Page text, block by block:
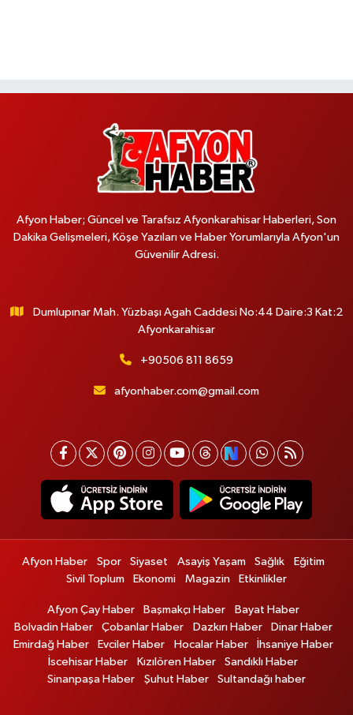
Afyon Haber; Güncel ve Tarafsız Afyonkarahisar Haberleri, Son
Dakika Gelişmeleri, Köşe Yazıları ve Haber Yorumlarıyla Afyon'un
Güvenilir Adresi.
Dumlupınar Mah. Yüzbaşı Agah Caddesi No:44 Daire:3 Kat:2
Afyonkarahisar
+90506 811 8659
afyonhaber.com@gmail.com
Afyon Haber Spor Siyaset Asayiş Yaşam Sağlık
Eğitim
Sivil Toplum
Ekonomi Magazin Etkinlikler
Afyon Çay Haber Başmakçı Haber
Bayat Haber
Bolvadin Haber
Çobanlar Haber Dazkırı Haber
Dinar Haber
Emirdağ Haber
Evciler Haber Hocalar Haber
İhsaniye Haber
İscehisar Haber
Kızılören Haber
Sandıklı Haber
Sinanpaşa Haber
Şuhut Haber Sultandağı haber